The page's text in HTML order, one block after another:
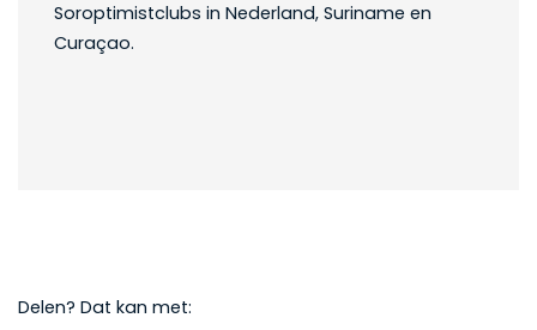
Soroptimistclubs in Nederland, Suriname en
Curaçao.
Delen? Dat kan met: